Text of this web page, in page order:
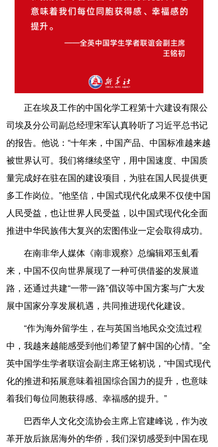
正在埃及工作的中国化学工程第十六建设有限公
司埃及分公司副总经理宋军认真聆听了习近平总书记
的报告。他说：“十年来，中国产品、中国标准越来越
被世界认可。我们将继续坚守，用中国速度、中国质
量完成好在驻在国的建设项目，为驻在国人民提供更
多工作岗位。”他坚信，中国式现代化成果不仅使中国
人民受益，也让世界人民受益，以中国式现代化全面
推进中华民族伟大复兴的宏图伟业一定会取得成功。
在南非华人媒体《南非观察》总编辑邓玉虬看
来，中国不仅向世界展现了一种可供借鉴的发展道
路，还通过共建“一带一路”倡议等中国方案与广大发
展中国家分享发展机遇，共同推进现代化建设。
“作为海外留学生，在与英国当地民众交流过程
中，我越来越能感受到他们希望了解中国的心情。”全
英中国学生学者联谊会副主席王铭初说，“中国式现代
化的推进和拓展意味着祖国综合国力的提升，也意味
着我们每位同胞获得感、幸福感的提升。”
巴西华人文化交流协会主席上官建峰说，作为改
革开放后旅居海外的华侨，我们深切感受到中国在现